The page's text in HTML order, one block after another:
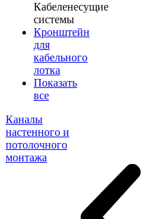
Кабеленесущие
системы
Кронштейн
для
кабельного
лотка
Показать
все
Каналы
настенного и
потолочного
монтажа